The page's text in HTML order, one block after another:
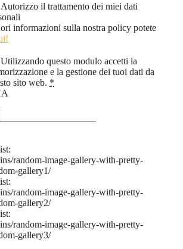
Autorizzo il trattamento dei miei dati
informazioni sulla nostra policy potete
Utilizzando questo modulo accetti la
e la gestione dei tuoi dati da
sito web. *
random-image-gallery-with-pretty-
gallery1/
random-image-gallery-with-pretty-
gallery2/
random-image-gallery-with-pretty-
gallery3/